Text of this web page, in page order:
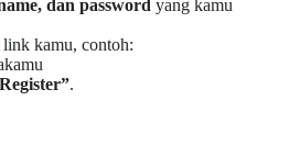
dan password yang kamu
kamu, contoh:
.